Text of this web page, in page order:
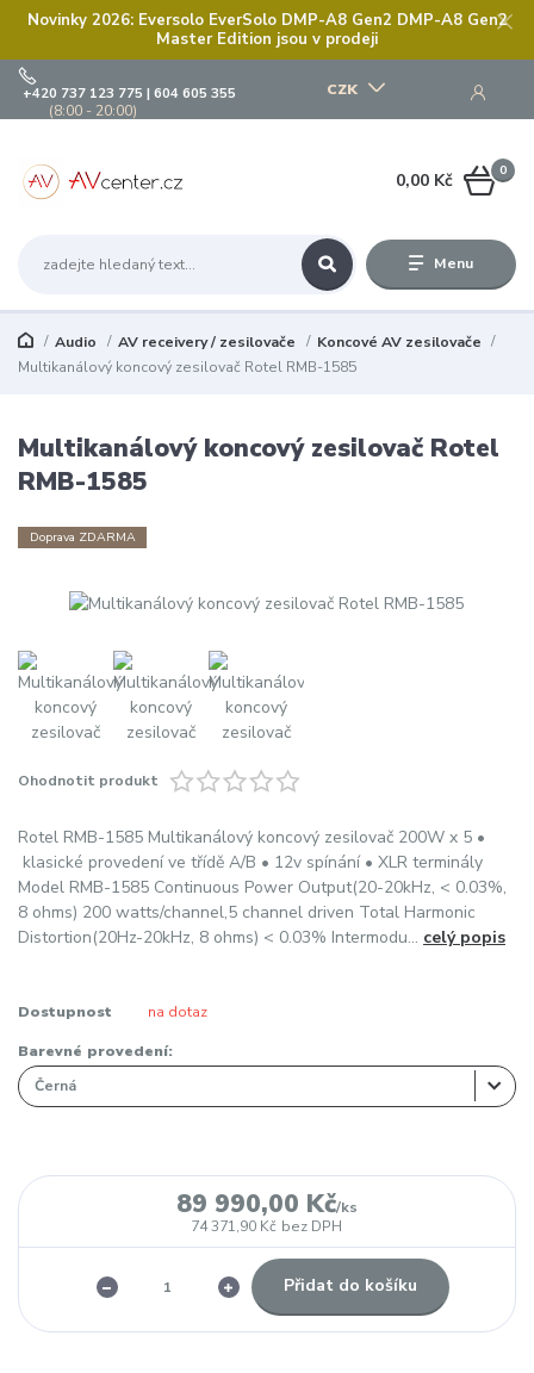
Novinky 2026: Eversolo EverSolo DMP-A8 Gen2 DMP-A8 Gen2
Master Edition jsou v prodeji
Menu
CZK
+420 737 123 775 | 604 605 355
(8:00 - 20:00)
0
0,00 Kč
Audio AV receivery / zesilovače
Koncové AV zesilovače
Multikanálový koncový zesilovač Rotel RMB-1585
Multikanálový koncový zesilovač Rotel
RMB-1585
Doprava ZDARMA
Ohodnotit produkt
Rotel RMB-1585 Multikanálový koncový zesilovač 200W x 5 •
klasické provedení ve třídě A/B • 12v spínání • XLR terminály
Model RMB-1585 Continuous Power Output(20-20kHz, < 0.03%,
8 ohms) 200 watts/channel,5 channel driven Total Harmonic
Distortion(20Hz-20kHz, 8 ohms) < 0.03% Intermodu... celý popis
Dostupnost na dotaz
Barevné provedení:
89 990,00 Kč/ks
74 371,90 Kč bez DPH
Přidat do košíku